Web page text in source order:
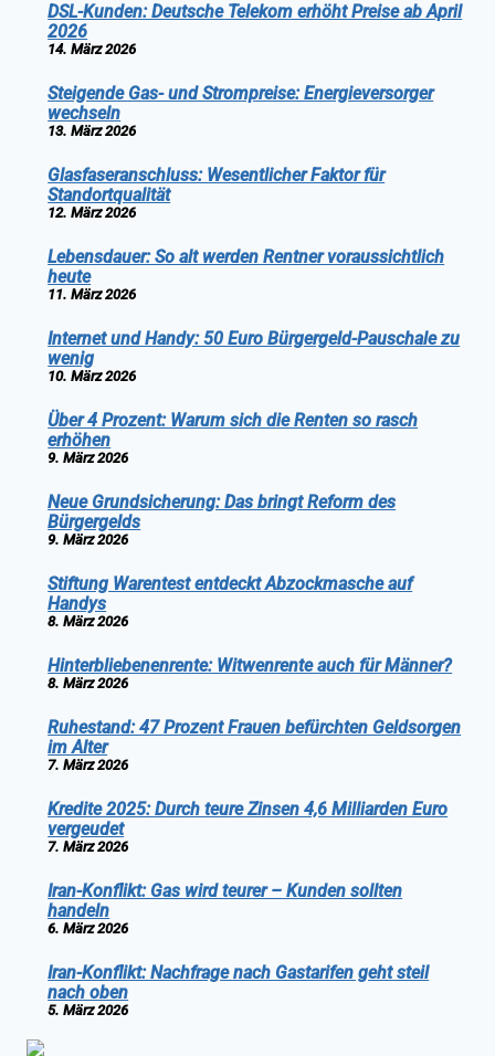
DSL-Kunden: Deutsche Telekom erhöht Preise ab April
2026
14. März 2026
Steigende Gas- und Strompreise: Energieversorger
wechseln
13. März 2026
Glasfaseranschluss: Wesentlicher Faktor für
Standortqualität
12. März 2026
Lebensdauer: So alt werden Rentner voraussichtlich
heute
11. März 2026
Internet und Handy: 50 Euro Bürgergeld-Pauschale zu
wenig
10. März 2026
Über 4 Prozent: Warum sich die Renten so rasch
erhöhen
9. März 2026
Neue Grundsicherung: Das bringt Reform des
Bürgergelds
9. März 2026
Stiftung Warentest entdeckt Abzockmasche auf
Handys
8. März 2026
Hinterbliebenenrente: Witwenrente auch für Männer?
8. März 2026
Ruhestand: 47 Prozent Frauen befürchten Geldsorgen
im Alter
7. März 2026
Kredite 2025: Durch teure Zinsen 4,6 Milliarden Euro
vergeudet
7. März 2026
Iran-Konflikt: Gas wird teurer – Kunden sollten
handeln
6. März 2026
Iran-Konflikt: Nachfrage nach Gastarifen geht steil
nach oben
5. März 2026